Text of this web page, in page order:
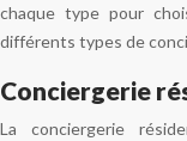
chaque type pour
différents types de
Conciergerie
La conciergerie